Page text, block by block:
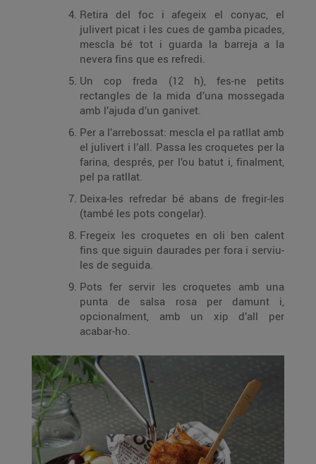
Retira del foc i afegeix el conyac, el
julivert picat i les cues de gamba picades,
mescla bé tot i guarda la barreja a la
nevera fins que es refredi.
Un cop freda (12 h), fes-ne petits
rectangles de la mida d’una mossegada
amb l’ajuda d’un ganivet.
Per a l’arrebossat: mescla el pa ratllat amb
el julivert i l’all. Passa les croquetes per la
farina, després, per l’ou batut i, finalment,
pel pa ratllat.
Deixa-les refredar bé abans de fregir-les
(també les pots congelar).
Fregeix les croquetes en oli ben calent
fins que siguin daurades per fora i serviu-
les de seguida.
Pots fer servir les croquetes amb una
punta de salsa rosa per damunt i,
opcionalment, amb un xip d’all per
acabar-ho.